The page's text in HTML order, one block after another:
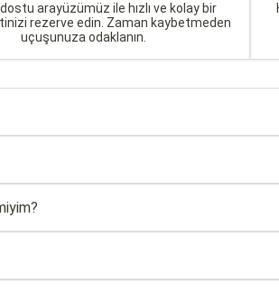
dostu arayüzümüz ile hızlı ve kolay bir
rezerve edin. Zaman kaybetmeden
uçuşunuza odaklanın.